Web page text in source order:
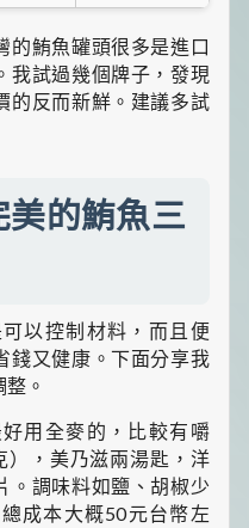
的鮪魚罐頭很多是進口
我試過幾個牌子，發現
的反而新鮮。建議多試
的鮪魚三
以控制材料，而且便
錢又健康。下面分享我
。
用全麥的，比較有嚼
），美乃滋兩湯匙，洋
。調味料如鹽、胡椒少
成本大概50元台幣左